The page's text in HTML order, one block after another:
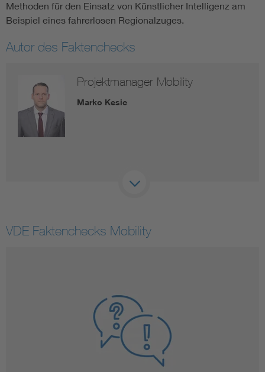
Methoden für den Einsatz von Künstlicher Intelligenz am
Beispiel eines fahrerlosen Regionalzuges.
Autor des Faktenchecks
Projektmanager Mobility
Marko Kesic
VDE Faktenchecks Mobility